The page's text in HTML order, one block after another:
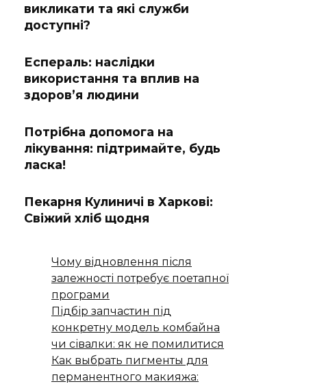
викликати та які служби
доступні?
Еспераль: наслідки
використання та вплив на
здоров’я людини
Потрібна допомога на
лікування: підтримайте, будь
ласка!
Пекарня Кулиничі в Харкові:
Свіжий хліб щодня
Чому відновлення після
залежності потребує поетапної
програми
Підбір запчастин під
конкретну модель комбайна
чи сівалки: як не помилитися
Как выбрать пигменты для
перманентного макияжа: